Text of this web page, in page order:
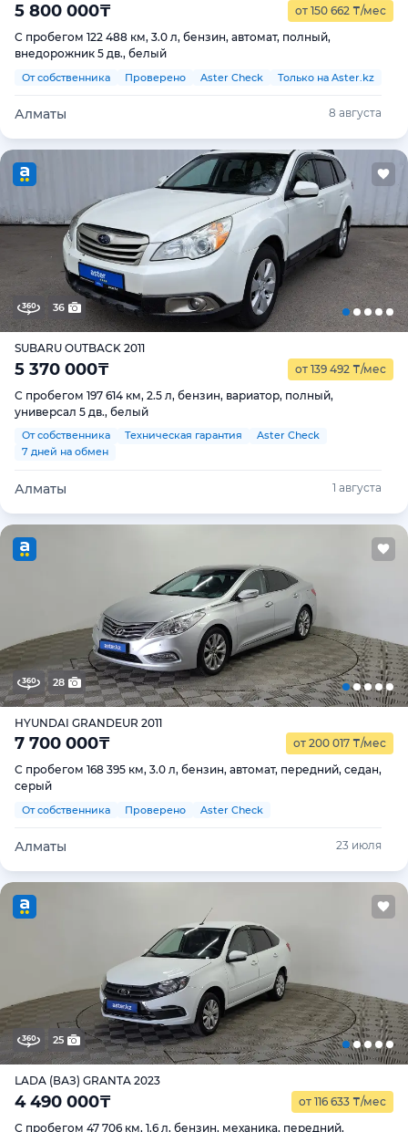
5 800 000₸ от 150 662 ₸/мес
С пробегом 122 488 км, 3.0 л, бензин, автомат, полный,
внедорожник 5 дв., белый
От собственника Проверено Aster Check Только на Aster.kz
Алматы 8 августа
36
SUBARU OUTBACK 2011
5 370 000₸ от 139 492 ₸/мес
С пробегом 197 614 км, 2.5 л, бензин, вариатор, полный,
универсал 5 дв., белый
От собственника Техническая гарантия
Aster Check
7 дней на обмен
Алматы 1 августа
28
HYUNDAI GRANDEUR 2011
7 700 000₸ от 200 017 ₸/мес
С пробегом 168 395 км, 3.0 л, бензин, автомат, передний, седан,
серый
От собственника Проверено Aster Check
Алматы 23 июля
25
LADA (ВАЗ) GRANTA 2023
4 490 000₸ от 116 633 ₸/мес
С пробегом 47 706 км, 1.6 л, бензин, механика, передний,